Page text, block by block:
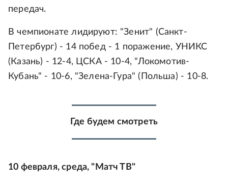
передач.
В чемпионате лидируют: "Зенит" (Санкт-
Петербург) - 14 побед - 1 поражение, УНИКС
(Казань) - 12-4, ЦСКА - 10-4, "Локомотив-
Кубань" - 10-6, "Зелена-Гура" (Польша) - 10-8.
Где будем смотреть
10 февраля, среда, "Матч ТВ"